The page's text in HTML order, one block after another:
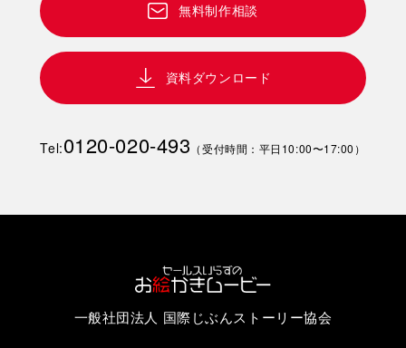
無料制作相談
資料ダウンロード
Tel:0120-020-493 （受付時間：平日10:00〜17:00）
一般社団法人 国際じぶんストーリー協会